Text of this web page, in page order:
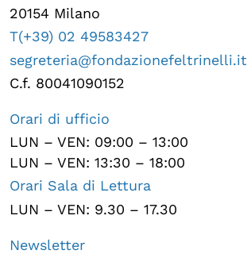
20154 Milano
T(+39) 02 49583427
segreteria@fondazionefeltrinelli.it
C.f. 80041090152
Orari di ufficio
LUN – VEN: 09:00 – 13:00
LUN – VEN: 13:30 – 18:00
Orari Sala di Lettura
LUN – VEN: 9.30 – 17.30
Newsletter